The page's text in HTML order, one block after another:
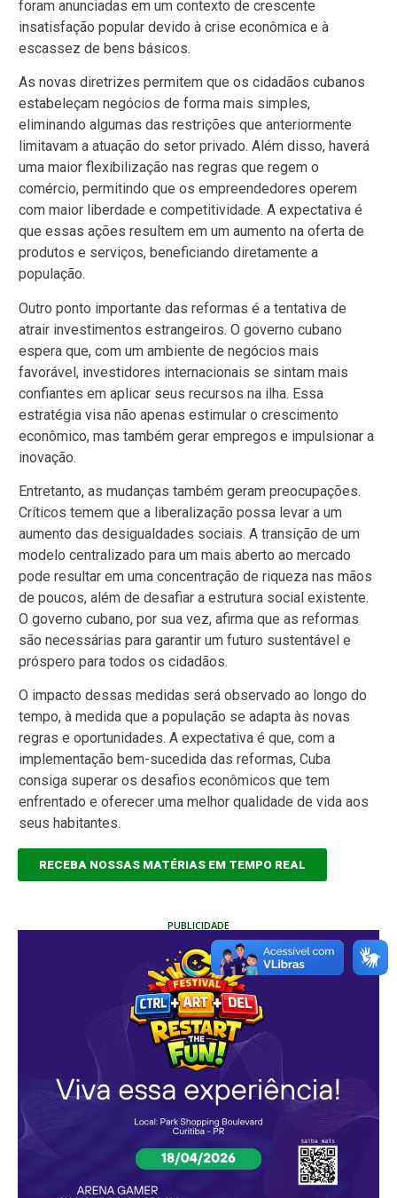
foram anunciadas em um contexto de crescente
insatisfação popular devido à crise econômica e à
escassez de bens básicos.
As novas diretrizes permitem que os cidadãos cubanos
estabeleçam negócios de forma mais simples,
eliminando algumas das restrições que anteriormente
limitavam a atuação do setor privado. Além disso, haverá
uma maior flexibilização nas regras que regem o
comércio, permitindo que os empreendedores operem
com maior liberdade e competitividade. A expectativa é
que essas ações resultem em um aumento na oferta de
produtos e serviços, beneficiando diretamente a
população.
Outro ponto importante das reformas é a tentativa de
atrair investimentos estrangeiros. O governo cubano
espera que, com um ambiente de negócios mais
favorável, investidores internacionais se sintam mais
confiantes em aplicar seus recursos na ilha. Essa
estratégia visa não apenas estimular o crescimento
econômico, mas também gerar empregos e impulsionar a
inovação.
Entretanto, as mudanças também geram preocupações.
Críticos temem que a liberalização possa levar a um
aumento das desigualdades sociais. A transição de um
modelo centralizado para um mais aberto ao mercado
pode resultar em uma concentração de riqueza nas mãos
de poucos, além de desafiar a estrutura social existente.
O governo cubano, por sua vez, afirma que as reformas
são necessárias para garantir um futuro sustentável e
próspero para todos os cidadãos.
O impacto dessas medidas será observado ao longo do
tempo, à medida que a população se adapta às novas
regras e oportunidades. A expectativa é que, com a
implementação bem-sucedida das reformas, Cuba
consiga superar os desafios econômicos que tem
enfrentado e oferecer uma melhor qualidade de vida aos
seus habitantes.
RECEBA NOSSAS MATÉRIAS EM TEMPO REAL
PUBLICIDADE